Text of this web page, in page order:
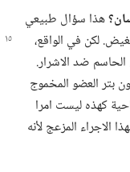
هذا سؤال طبيعي
لكن في الواقع،‏
الحاسم ضد الاشرار.‏
بتر العضو المخموج
كهذه ليست امرا
الاجراء المزعج لأنه